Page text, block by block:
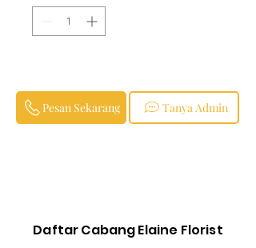
Tanya Admin
Pesan Sekarang
Daftar Cabang Elaine Florist